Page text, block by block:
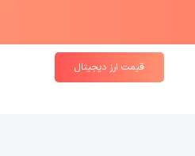
قیمت ارز دیجیتال